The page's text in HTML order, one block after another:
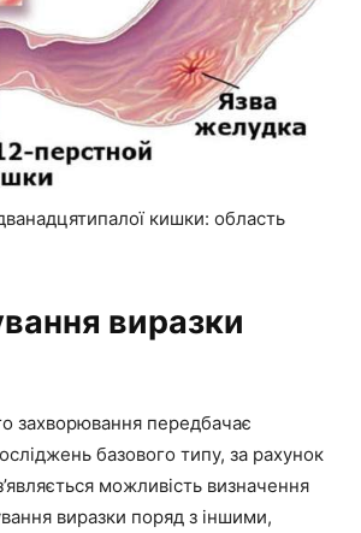
кишки: область
виразки
захворювання передбачає
базового типу, за рахунок
можливість визначення
виразки поряд з іншими,